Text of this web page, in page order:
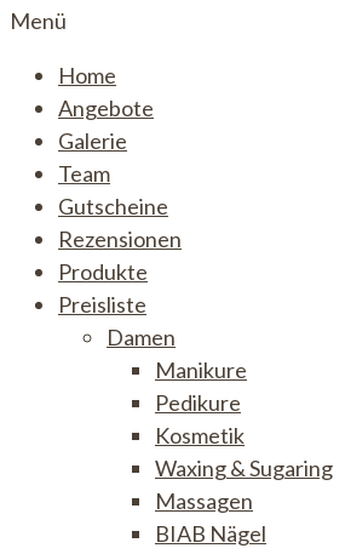
Menü
Home
Angebote
Galerie
Team
Gutscheine
Rezensionen
Produkte
Preisliste
Damen
Manikure
Pedikure
Kosmetik
Waxing & Sugaring
Massagen
BIAB Nägel